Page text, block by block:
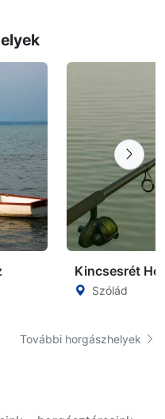
Kincsesrét
Szólád
További horgászhelyek